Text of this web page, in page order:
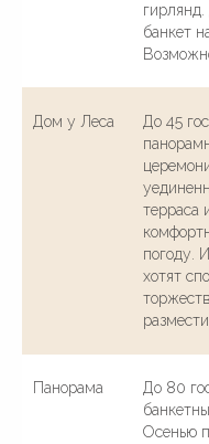
банкет
Дом у Леса
До 45
терраса
погоду.
хотят
Панорама
До 80
Осенью
© 2016—2026 Сайт сети свадебных
Сайт не является публичной офертой